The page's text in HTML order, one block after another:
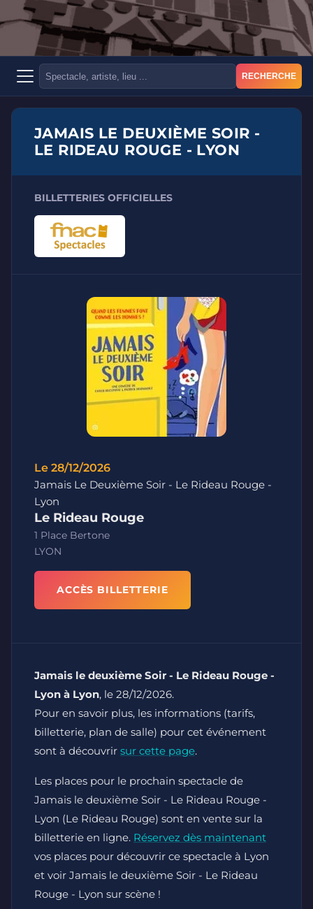
RECHERCHE
JAMAIS LE DEUXIÈME SOIR -
LE RIDEAU ROUGE - LYON
BILLETTERIES OFFICIELLES
Le 28/12/2026
Jamais Le Deuxième Soir - Le Rideau Rouge -
Lyon
Le Rideau Rouge
1 Place Bertone
LYON
ACCÈS BILLETTERIE
Jamais le deuxième Soir - Le Rideau Rouge -
Lyon à Lyon, le 28/12/2026.
Pour en savoir plus, les informations (tarifs,
billetterie, plan de salle) pour cet événement
sont à découvrir sur cette page.
Les places pour le prochain spectacle de
Jamais le deuxième Soir - Le Rideau Rouge -
Lyon (Le Rideau Rouge) sont en vente sur la
billetterie en ligne. Réservez dès maintenant
vos places pour découvrir ce spectacle à Lyon
et voir Jamais le deuxième Soir - Le Rideau
Rouge - Lyon sur scène !